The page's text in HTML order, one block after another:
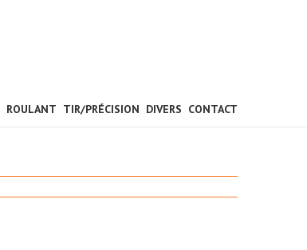
ROULANT TIR/PRÉCISION DIVERS CONTACT